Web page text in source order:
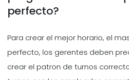
perfecto?
Para crear el mejor horario, el
perfecto, los gerentes deben
crear el patron de turnos